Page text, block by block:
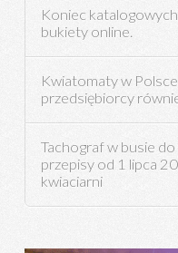
Koniec
bukiety online.
Kwiatomaty w
przedsiębiorcy
Tachograf w busie
przepisy od 1 lipca
kwiaciarni